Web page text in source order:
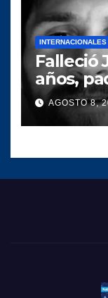
INTERNACIONALES
Falleció
años,
Messi
AGOSTO 8,